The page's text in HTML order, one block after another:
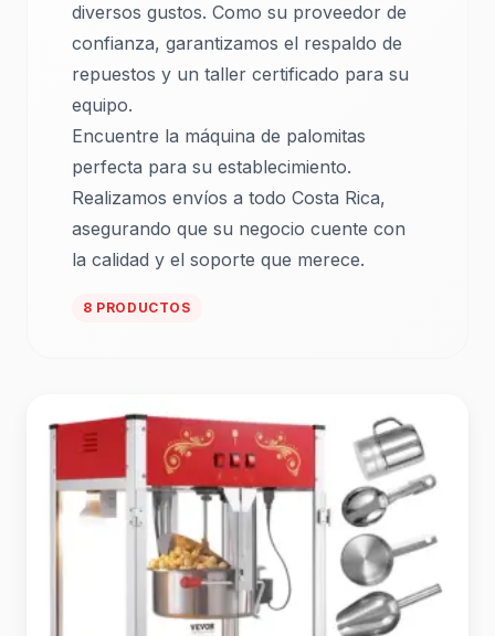
diversos gustos. Como su proveedor de
confianza, garantizamos el respaldo de
repuestos y un taller certificado para su
equipo.
Encuentre la máquina de palomitas
perfecta para su establecimiento.
Realizamos envíos a todo Costa Rica,
asegurando que su negocio cuente con
la calidad y el soporte que merece.
8 PRODUCTOS